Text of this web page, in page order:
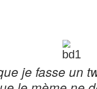
je fasse un